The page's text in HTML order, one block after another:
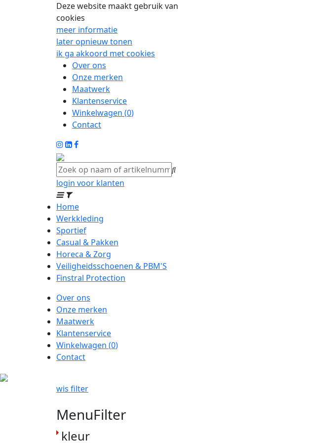
Deze website maakt gebruik van
cookies
meer informatie
later opnieuw tonen
ik ga akkoord met cookies
Over ons
Onze merken
Maatwerk
Klantenservice
Winkelwagen (0)
Contact
login voor klanten
Home
Werkkleding
Sportief
Casual & Pakken
Horeca & Zorg
Veiligheidsschoenen & PBM'S
Finstral Protection
Over ons
Onze merken
Maatwerk
Klantenservice
Winkelwagen (0)
Contact
wis filter
MenuFilter
kleur